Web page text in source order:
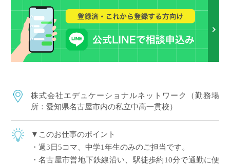
株式会社エデュケーショナルネットワーク（勤務場
所：愛知県名古屋市内の私立中高一貫校）
▼このお仕事のポイント
・週3日5コマ、中学1年生のみのご担当です。
・名古屋市営地下鉄線沿い、駅徒歩約10分で通勤に便